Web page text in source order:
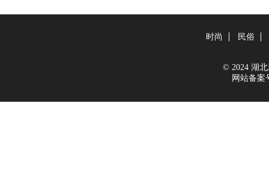
时尚 民俗
© 2024 湖北
网站备案